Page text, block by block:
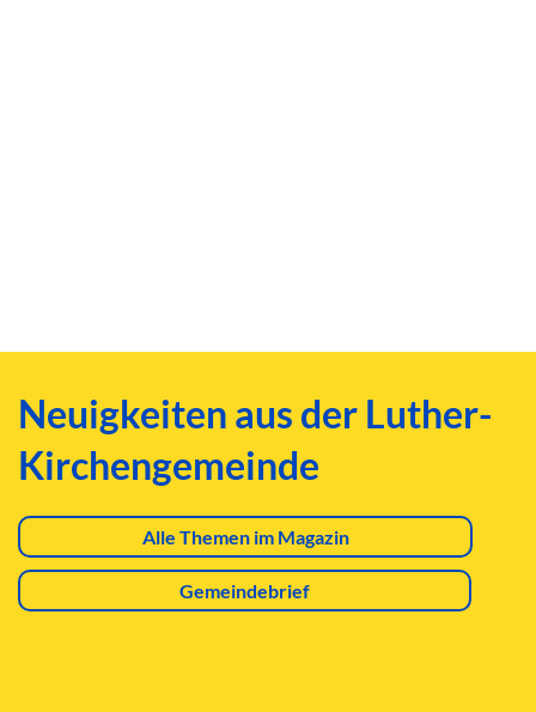
Neuigkeiten aus der Luther-
Kirchengemeinde
Alle Themen im Magazin
Gemeindebrief